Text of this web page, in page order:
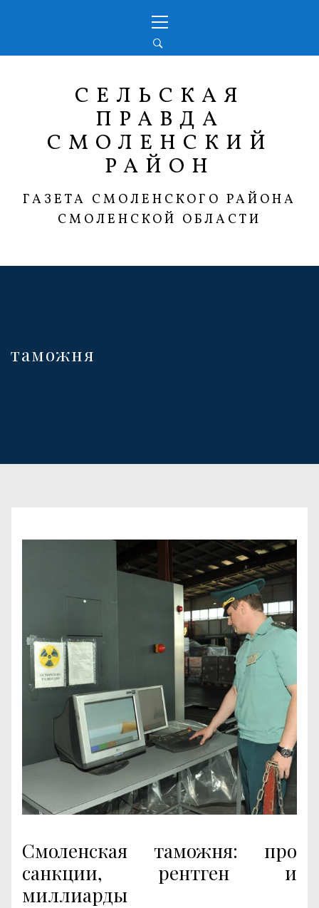
меню
СЕЛЬСКАЯ
ПРАВДА
СМОЛЕНСКИЙ
РАЙОН
ГАЗЕТА СМОЛЕНСКОГО РАЙОНА
СМОЛЕНСКОЙ ОБЛАСТИ
таможня
Смоленская таможня: про
санкции, рентген и
миллиарды